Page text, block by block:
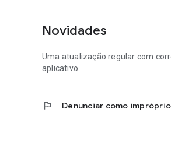
Novidades
Uma atualização regular com
aplicativo
flag Denunciar como impróprio